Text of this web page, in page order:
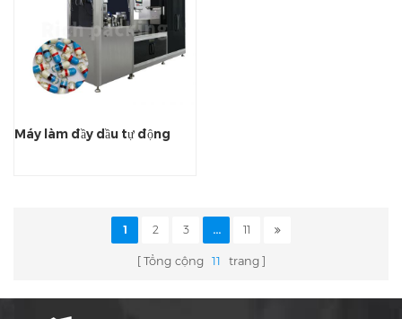
Máy làm đầy dầu tự động
1 2 3 ... 11
Tổng cộng 11 trang